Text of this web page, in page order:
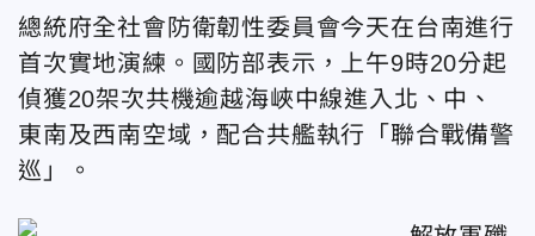
總統府全社會防衛韌性委員會今天在台南進行
首次實地演練。國防部表示，上午9時20分起
偵獲20架次共機逾越海峽中線進入北、中、
東南及西南空域，配合共艦執行「聯合戰備警
巡」。